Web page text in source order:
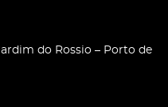
do Rossio – Porto de